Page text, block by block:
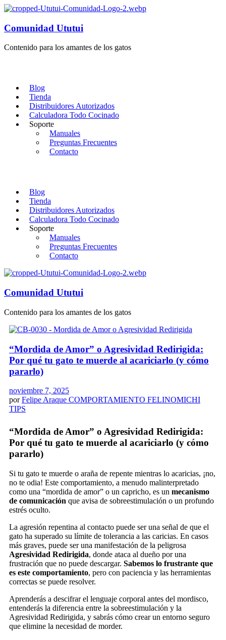
Comunidad Ututui
Contenido para los amantes de los gatos
Blog
Tienda
Distribuidores Autorizados
Calculadora Todo Cocinado
Soporte
Manuales
Preguntas Frecuentes
Contacto
Blog
Tienda
Distribuidores Autorizados
Calculadora Todo Cocinado
Soporte
Manuales
Preguntas Frecuentes
Contacto
Comunidad Ututui
Contenido para los amantes de los gatos
“Mordida de Amor” o Agresividad Redirigida:
Por qué tu gato te muerde al acariciarlo (y cómo
pararlo)
noviembre 7, 2025
por Felipe Araque COMPORTAMIENTO FELINOMICHI
TIPS
“Mordida de Amor” o Agresividad Redirigida:
Por qué tu gato te muerde al acariciarlo (y cómo
pararlo)
Si tu gato te muerde o araña de repente mientras lo acaricias, ¡no,
no te odia! Este comportamiento, a menudo malinterpretado
como una “mordida de amor” o un capricho, es un mecanismo
de comunicación que avisa de sobreestimulación o un profundo
estrés oculto.
La agresión repentina al contacto puede ser una señal de que el
gato ha superado su límite de tolerancia a las caricias. En casos
más graves, puede ser una manifestación de la peligrosa
Agresividad Redirigida, donde ataca al dueño por una
frustración que no puede descargar. Sabemos lo frustrante que
es este comportamiento, pero con paciencia y las herramientas
correctas se puede resolver.
Aprenderás a descifrar el lenguaje corporal antes del mordisco,
entenderás la diferencia entre la sobreestimulación y la
Agresividad Redirigida, y sabrás cómo crear un entorno seguro
que elimine la necesidad de morder.